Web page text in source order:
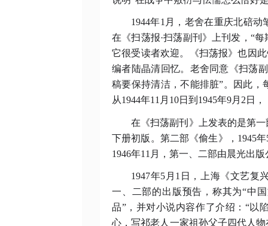
1944年1月，老舍在重庆北碚
在《扫荡报·扫荡副刊》上刊发，“
它很受读者欢迎。《扫荡报》也因
编者陆晶清回忆。老舍同意《扫荡
稿要保持清洁，不能排脏”。因此
从1944年11月10日到1945年9月2日
在《扫荡副刊》上发表的是第
下册初版。第二部《偷生》，1945
1946年11月，第一、二部由晨光出
1947年5月1日，上海《文艺复
一、二部的出版预告，称其为“中
品”，并对小说内容作了介绍：“
心，写祁老人一家祖孙父子四代人